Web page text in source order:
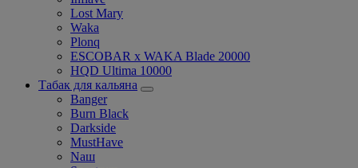
Lost Mary
Waka
Plonq
ESCOBAR x WAKA Blade 20000
HQD Ultima 10000
Табак для кальяна
Banger
Burn Black
Darkside
MustHave
Nаш